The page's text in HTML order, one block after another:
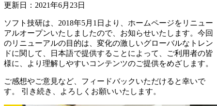
更新日：2021年6月23日
ソフト技研は、2018年5月1日より、ホームページをリニュー
アルオープンいたしましたので、お知らせいたします。今回
のリニューアルの目的は、変化の激しいグローバルなトレン
ドに関して、日本語で提供することによって、ご利用者の皆
様に、より理解しやすいコンテンツのご提供をめざします。
ご感想やご意見など、フィードバックいただけると幸いで
す。 引き続き、よろしくお願いいたします。